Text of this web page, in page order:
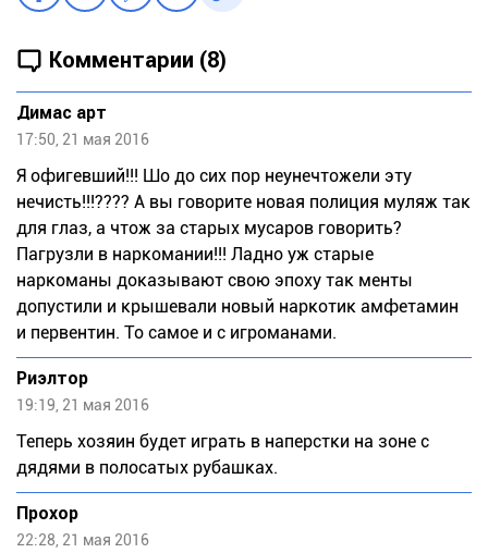
Комментарии (8)
Димас арт
17:50, 21 мая 2016
Я офигевший!!! Шо до сих пор неунечтожели эту
нечисть!!!???? А вы говорите новая полиция муляж так
для глаз, а чтож за старых мусаров говорить?
Пагрузли в наркомании!!! Ладно уж старые
наркоманы доказывают свою эпоху так менты
допустили и крышевали новый наркотик амфетамин
и первентин. То самое и с игроманами.
Риэлтор
19:19, 21 мая 2016
Теперь хозяин будет играть в наперстки на зоне с
дядями в полосатых рубашках.
Прохор
22:28, 21 мая 2016